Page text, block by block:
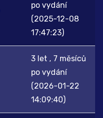
po vydání
(2025-12-08
17:47:23)
3 let , 7 měsíců
po vydání
(2026-01-22
14:09:40)